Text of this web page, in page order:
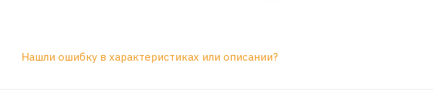
Нашли ошибку в характеристиках или описании?